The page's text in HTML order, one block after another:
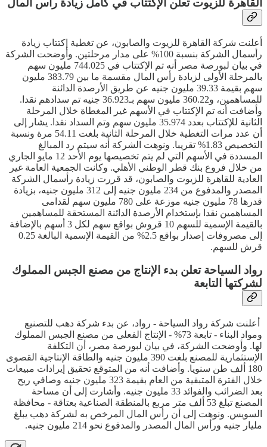
القاهرة للزيوت تعلن الإكتتاب في كامل زيادة رأس المال
أعلنت شركة القاهرة للزيوت والصابون، عن تغطية إكتتاب زيادة
رأسمال الشركة بنسبة 100% على مدار مرحلتين. وأوضحت الشركة
في بيان لبورصة مصر أنه تم الإكتتاب في 744.025 مليون سهم
بالمرحلة الأولى لزيادة رأس المال مقسمة ما بين 383.79 مليون
سهم بقيمة 39.33 مليون جنيه عن طريق الأرصدة الدائنة
للمساهمين، و360.22 مليون سهم بـ36.923 جنيه تم سدادهم نقدا.
وأضافت أنه تم الإكتتاب في الأسهم غير المغطاة خلال المرحلة
الثانية للإكتتاب بعدد 35.974 مليون سهم وتم السداد نقدا. يشار إلى
أن عدد مرات التغطية خلال المرحلة الثانية بلغت 54.11 مرة ونسبة
التخصيص 1.83% تقريبا. ونوهت الشركة أنه سيتم رد المبالغ
المسددة في الأسهم التي لم يتم تخصيصها يوم الأحد 12 مايو الجاري
من خلال فروع بنك قطر الوطني الأهلي. وكانت الجمعية العامة غير
العادية للقاهرة للزيوت والصابون، قد قررت زيادة رأسمال الشركة
المصدر والمدفوع من 234 مليون جنيه إلى 312 مليون جنيه، بزيادة
قدرها 78 مليون جنيه موزعة على 780 مليون سهم لقدامى
المساهمين نقدا بإستخدام الأرصدة الدائنة المستحقة للمساهمين
بالقيمة الإسمية للسهم 10 قروش بواقع سهم لكل 3 أسهم بالإضافة
إلى مصروفات إصدار بواقع 2.5% من القيمة الإسمية البالغة 0.25
قرش للسهم.
رواد السياحة تعلن بدء الإنتاج من مصنع الجبس المملوك
لشركتها التابعة
أعلنت شركة رواد السياحة - رواد، عن بدء شركة دهب للتصنيع
ومواد البناء - تابعة 73% - الإنتاج الفعلي من مصنع الجبس المملوك
لها. وأوضحت الشركة، في بيان لبورصة مصر، أن التكلفة
الإستثمارية للمصنع بلغت 390 مليون جنيه والطاقة الإنتاجية القصوى
180 ألف طن سنويا. وأضافت أنه من المتوقع تحقيق إيرادات مبيعات
خلال الفترة المتبقية من العام بقيمة 323 مليون جنيه وصافي ربح
بعد الضرائب والفوائد 33 مليون جنيه. وأشارت إلى أن مساحة
المصنع تبلغ 53 ألف متر مربع بالمنطقة الصناعية بعتاقة - محافظة
السويس. ونوهت إلى أن رأس المال المرخص به لشركة دهب يبلغ
مليار جنيه ورأس المال المصدر والمدفوع نحو 214 مليون جنيه.